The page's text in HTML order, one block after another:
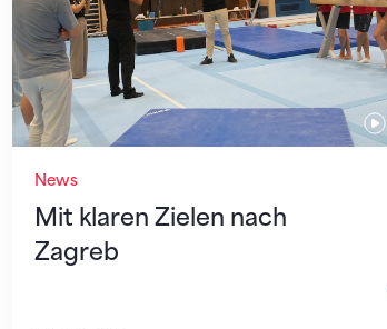
News
Mit klaren Zielen nach
Zagreb